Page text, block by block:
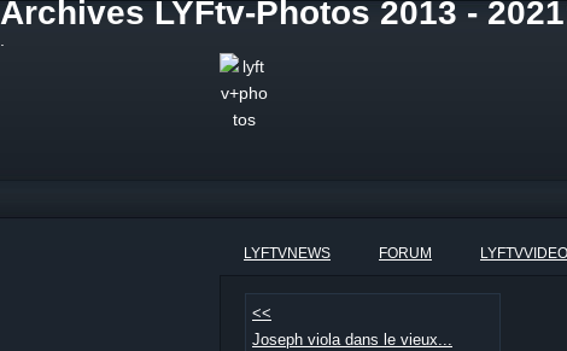
Archives LYFtv-Photos 2013 -
LYFTVNEWS FORUM
<<
Joseph viola dans le vieux...